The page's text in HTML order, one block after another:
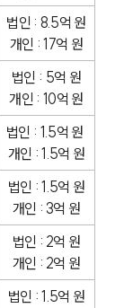
법인 : 8.5억 원
개인 : 17억 원
법인 : 5억 원
개인 : 10억 원
법인 : 1.5억 원
개인 : 1.5억 원
법인 : 1.5억 원
개인 : 3억 원
법인 : 2억 원
개인 : 2억 원
법인 : 1.5억 원